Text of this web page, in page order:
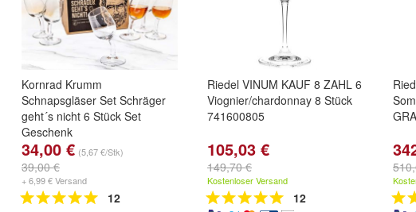
Kornrad Krumm
Schnapsgläser Set Schräger
geht´s nicht 6 Stück Set
Geschenk
34,00 € (5,67 €/Stk)
39,00 €
+ 6,99 € Versand
12
Riedel VINUM KAUF 8 ZAHL 6
Viognier/chardonnay 8 Stück
741600805
105,03 €
149,70 €
Kostenloser Versand
12